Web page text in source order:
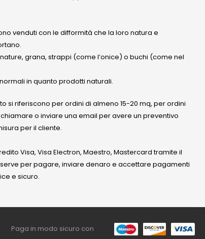
venduti con le difformità che la loro natura e
grana, strappi (come l’onice) o buchi (come nel
in quanto prodotti naturali.
si riferiscono per ordini di almeno 15-20 mq, per ordini
o inviare una email per avere un preventivo
per il cliente.
Visa, Visa Electron, Maestro, Mastercard tramite il
serve per pagare, inviare denaro e accettare pagamenti
e sicuro.
Paga in modo sicuro con